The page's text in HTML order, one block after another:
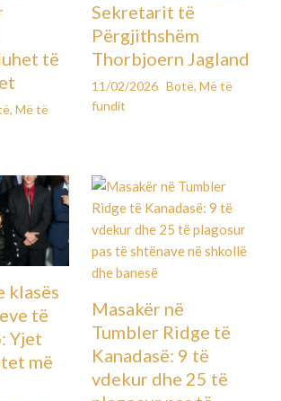
të
,Më të
Sekretarit të
Përgjithshëm
Thorbjoern Jagland
11/02/2026 Botë, Më të
fundit
klasës
të
Yjet
më
Masakër në
Tumbler Ridge të
Kanadasë: 9 të
vdekur dhe 25 të